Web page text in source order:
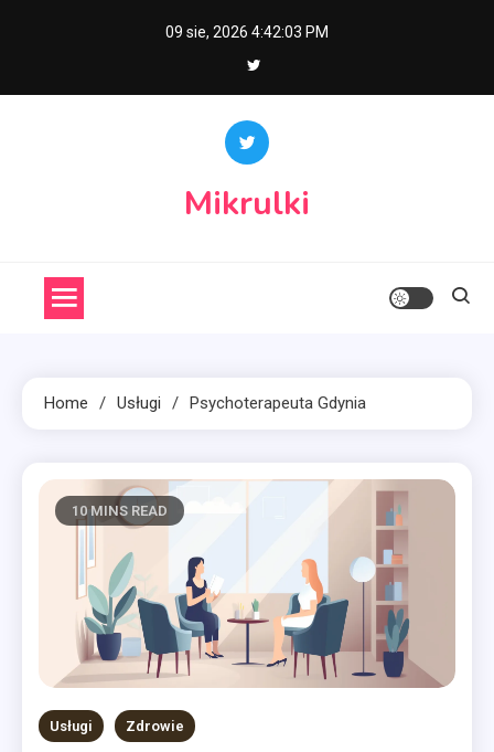
09 sie, 2026 4:42:04 PM
Mikrulki
Home Usługi Psychoterapeuta Gdynia
10 MINS READ
Usługi Zdrowie